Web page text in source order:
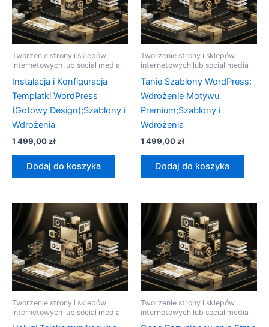
Tworzenie strony i sklepów
internetowych lub social media
Instalacja i Konfiguracja
Templatki WordPress
(Gotowy Design);Szablony i
Wdrożenia
1 499,00zł
Dodaj do koszyka
Tworzenie strony i sklepów
internetowych lub social media
Tanie Szablony WordPress:
Wdrożenie Motywu
Premium;Szablony i
Wdrożenia
1 499,00zł
Dodaj do koszyka
Tworzenie strony i sklepów
internetowych lub social media
Tworzenie strony i sklepów
internetowych lub social media